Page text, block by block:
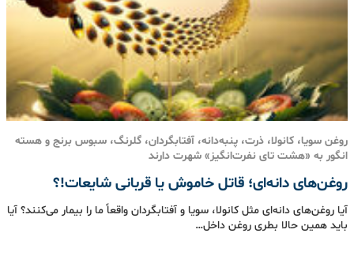
روغن سویا، کانولا، ذرت، پنبه‌دانه، آفتابگردان، گلرنگ، سبوس برنج و هسته
انگور به «هشت‌ تای نفرت‌انگیز» شهرت دارند
روغن‌های دانه‌ای؛ قاتل خاموش یا قربانی شایعات!؟
آیا روغن‌های دانه‌ای مثل کانولا، سویا و آفتابگردان واقعاً ما را بیمار می‌کنند؟ آیا
باید همین حالا بطری روغن داخل…